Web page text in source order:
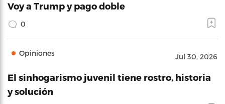
Voy a Trump y pago doble
0
Opiniones Jul 30, 2026
El sinhogarismo juvenil tiene rostro, historia
y solución